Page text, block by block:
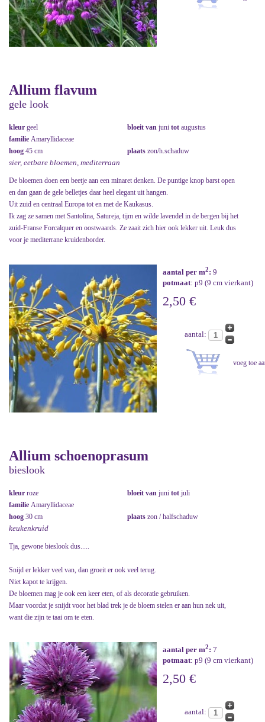
Allium flavum
gele look
kleur geel bloeit van juni tot augustus
familie Amaryllidaceae
hoog 45 cm plaats zon/h.schaduw
sier, eetbare bloemen, mediterraan
De bloemen doen een beetje aan een minaret denken. De puntige knop barst open
en dan gaan de gele belletjes daar heel elegant uit hangen.
Uit zuid en centraal Europa tot en met de Kaukasus.
Ik zag ze samen met Santolina, Satureja, tijm en wilde lavendel in de bergen bij het
zuid-Franse Forcalquer en oostwaards. Ze zaait zich hier ook lekker uit. Leuk dus
voor je mediterrane kruidenborder.
aantal per m2: 9
potmaat: p9 (9 cm vierkant)
2,50 €
aantal:
Allium schoenoprasum
bieslook
kleur roze bloeit van juni tot juli
familie Amaryllidaceae
hoog 30 cm plaats zon / halfschaduw
keukenkruid
Tja, gewone bieslook dus.....
Snijd er lekker veel van, dan groeit er ook veel terug.
Niet kapot te krijgen.
De bloemen mag je ook een keer eten, of als decoratie gebruiken.
Maar voordat je snijdt voor het blad trek je de bloem stelen er aan hun nek uit,
want die zijn te taai om te eten.
aantal per m2: 7
potmaat: p9 (9 cm vierkant)
2,50 €
aantal: